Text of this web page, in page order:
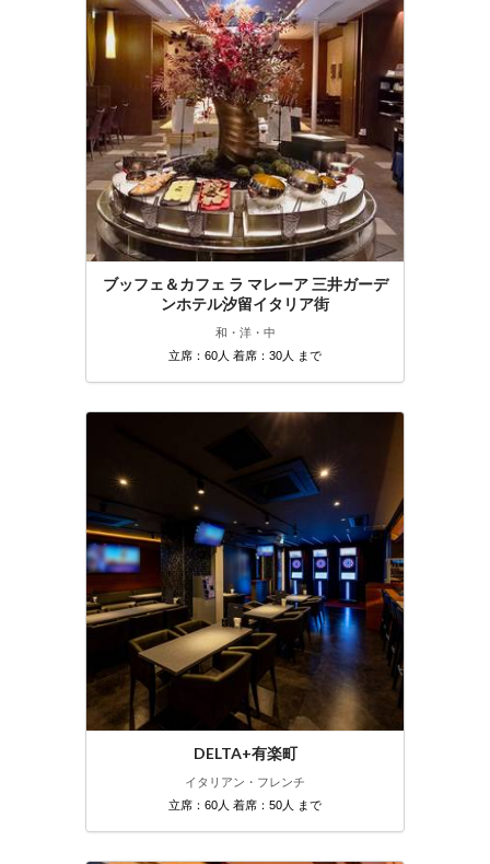
ブッフェ＆カフェ ラ マレーア 三井ガーデ
ンホテル汐留イタリア街
和・洋・中
立席：60人 着席：30人 まで
DELTA+有楽町
イタリアン・フレンチ
立席：60人 着席：50人 まで